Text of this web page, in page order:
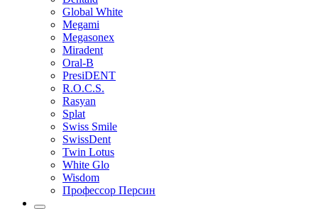
Global White
Megami
Megasonex
Miradent
Oral-B
PresiDENT
R.O.C.S.
Rasyan
Splat
Swiss Smile
SwissDent
Twin Lotus
White Glo
Wisdom
Профессор Персин